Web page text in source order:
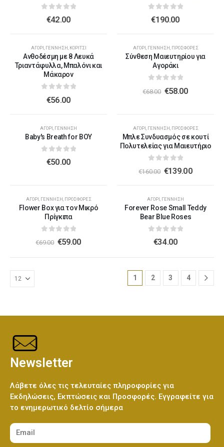
out of 5
€42.00 out of 5
€190.00
ΑΓΌΡΙ ΓΈΝΝΗΣΗ ΚΟΡΊΤΣΙ
Ανθοδέσμη με 8 Λευκά
Τριαντάφυλλα, Μπαλόνι και
Μάκαρον
€56.00
ΑΓΌΡΙ ΓΈΝΝΗΣΗ ΠΡΟΣΦΟΡΈΣ
Σύνθεση Μαιευτηρίου για
Αγοράκι
€68.00 €58.00
ΑΓΌΡΙ ΓΈΝΝΗΣΗ
Baby's Breath for BOY
€50.00
ΑΓΌΡΙ ΓΈΝΝΗΣΗ ΠΡΟΣΦΟΡΈΣ
Μπλε Συνδυασμός σε κουτί
Πολυτελείας για Μαιευτήριο
€160.00 €139.00
ΑΓΌΡΙ ΓΈΝΝΗΣΗ ΠΡΟΣΦΟΡΈΣ
Flower Box για τον Μικρό
Πρίγκιπα
out of 5
€69.00 €59.00
ΑΓΌΡΙ ΓΈΝΝΗΣΗ
Forever Rose Small Teddy
Bear Blue Roses
out of 5
€34.00
1 2 3 4
Newsletter
Λάβετε όλες τις τελευταίες πληροφορίες για
Εκδηλώσεις, Εκπτώσεις και Προσφορές. Εγγραφείτε για
το ενημερωτικό δελτίο σήμερα